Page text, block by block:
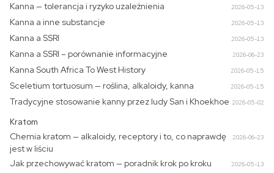
Kanna — tolerancja i ryzyko uzależnienia 2026-05-13
Kanna a inne substancje 2026-05-13
Kanna a SSRI 2026-05-13
Kanna a SSRI – porównanie informacyjne 2026-06-23
Kanna South Africa To West History 2026-05-15
Sceletium tortuosum — roślina, alkaloidy, kanna 2026-05-15
Tradycyjne stosowanie kanny przez ludy San i Khoekhoe 2026-05-02
Kratom
Chemia kratom — alkaloidy, receptory i to, co naprawdę
jest w liściu
2026-06-23
Jak przechowywać kratom — poradnik krok po kroku 2026-05-13